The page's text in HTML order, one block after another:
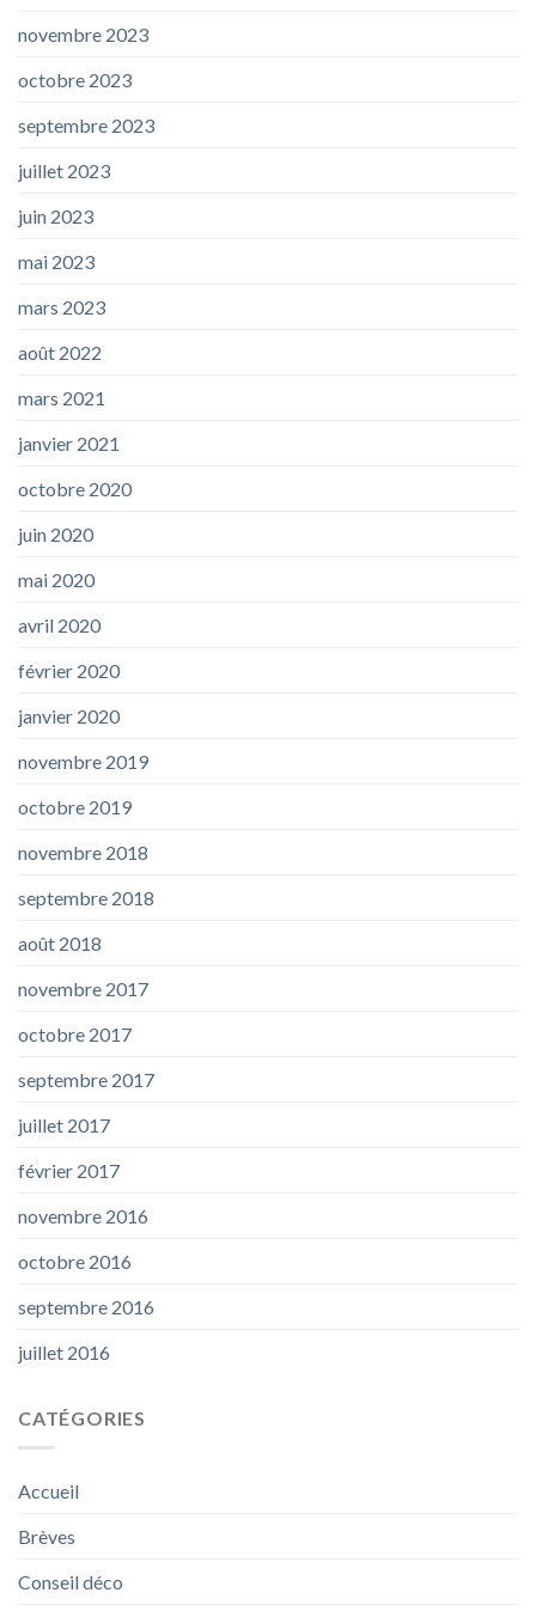
novembre 2023
octobre 2023
septembre 2023
juillet 2023
juin 2023
mai 2023
mars 2023
août 2022
mars 2021
janvier 2021
octobre 2020
juin 2020
mai 2020
avril 2020
février 2020
janvier 2020
novembre 2019
octobre 2019
novembre 2018
septembre 2018
août 2018
novembre 2017
octobre 2017
septembre 2017
juillet 2017
février 2017
novembre 2016
octobre 2016
septembre 2016
juillet 2016
CATÉGORIES
Accueil
Brèves
Conseil déco